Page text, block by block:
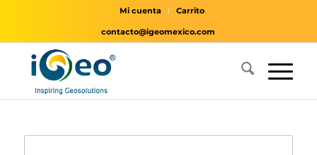
Mi cuenta Carrito
contacto@igeomexico.com